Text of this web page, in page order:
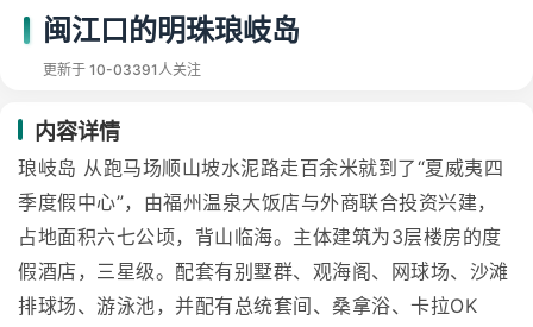
闽江口的明珠琅岐岛
更新于 10-03391人关注
内容详情
琅岐岛 从跑马场顺山坡水泥路走百余米就到了“夏威夷四
季度假中心”，由福州温泉大饭店与外商联合投资兴建，
占地面积六七公顷，背山临海。主体建筑为3层楼房的度
假酒店，三星级。配套有别墅群、观海阁、网球场、沙滩
排球场、游泳池，并配有总统套间、桑拿浴、卡拉OK